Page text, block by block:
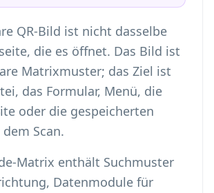
QR-Bild ist nicht dasselbe
die es öffnet. Das Bild ist
Matrixmuster; das Ziel ist
das Formular, Menü, die
oder die gespeicherten
Scan.
Matrix enthält Suchmuster
Datenmodule für